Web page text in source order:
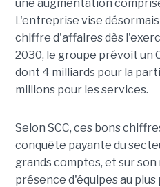
une augmentation
L'entreprise vise
chiffre d'affaires dès
2030, le groupe prévoit un
dont 4 milliards pour la
millions pour les services.
Selon SCC, ces bons
conquête payante du
grands comptes, et sur
présence d'équipes au